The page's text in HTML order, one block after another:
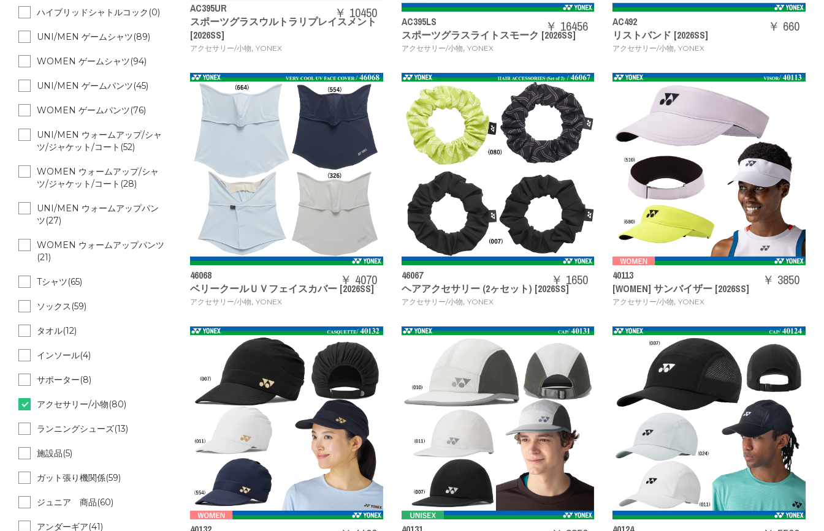
AC395UR
スポーツグラスウルトラリプレイスメント
[2026SS]
アクセサリー/小物, YONEX
￥ 10450
AC395LS
スポーツグラスライトスモーク [2026SS]
アクセサリー/小物, YONEX
￥ 16456
AC492
リストバンド [2026SS]
アクセサリー/小物,YONEX
￥ 660
46068
ベリークールＵＶフェイスカバー [2026SS]
アクセサリー/小物, YONEX
￥ 4070
46067
ヘアアクセサリー (2ヶセット) [2026SS]
アクセサリー/小物, YONEX
￥ 1650
40113
[WOMEN] サンバイザー [2026SS]
アクセサリー/小物,YONEX
￥ 3850
ハイブリッドシャトルコック(0)
UNI/MEN ゲームシャツ(89)
WOMEN ゲームシャツ(94)
UNI/MEN ゲームパンツ(45)
WOMEN ゲームパンツ(76)
UNI/MEN ウォームアップ/シャ
ツ/ジャケット/コート(52)
WOMEN ウォームアップ/シャ
ツ/ジャケット/コート(28)
UNI/MEN ウォームアップパン
ツ(27)
WOMEN ウォームアップパンツ
(21)
Tシャツ(65)
ソックス(59)
タオル(12)
インソール(4)
サポーター(8)
アクセサリー/小物(80)
ランニングシューズ(13)
施設品(5)
ガット張り機関係(59)
ジュニア 商品(60)
アンダーギア(41)